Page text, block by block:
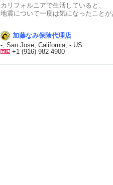
カリフォルニアで生活していると、
地震について一度は気になったこと
実は、ここで意外と知られていないの
👉 地震による被害は、通常の住宅保
という点です。
加藤なみ保険代理店
-, San Jose, California, - US
+1 (916) 982-4900